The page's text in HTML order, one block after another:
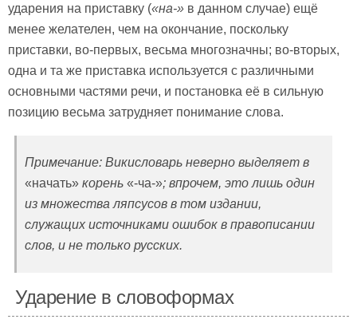
ударения на приставку («на-» в данном случае) ещё
менее желателен, чем на окончание, поскольку
приставки, во-первых, весьма многозначны; во-вторых,
одна и та же приставка используется с различными
основными частями речи, и постановка её в сильную
позицию весьма затрудняет понимание слова.
Примечание: Викисловарь неверно выделяет в
«начать» корень «-ча-»; впрочем, это лишь один
из множества ляпсусов в том издании,
служащих источниками ошибок в правописании
слов, и не только русских.
Ударение в словоформах